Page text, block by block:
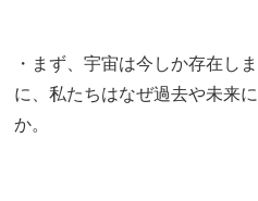
・まず、宇宙は今しか存在し
に、私たちはなぜ過去や未来
か。